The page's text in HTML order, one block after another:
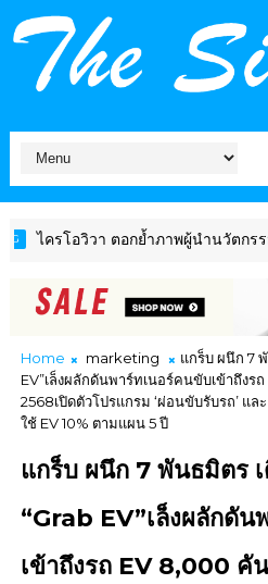
วิวา ตอกย้ำภาพผู้นำนวัตกรรมสุขภาพ
Home marketing
แกร็บ ผนึก 7
EV”เล็งผลักดันพาร์ทเนอร์คนขับเข้าถึง
2568เปิดตัวโปรแกรม ‘ผ่อนขับรับรถ’ แ
ใช้ EV 10% ตามแผน 5 ปี
แกร็บ ผนึก 7 พันธมิตร
“Grab EV”เล็งผลักดั
เข้าถึงรถ EV 8,000 คั